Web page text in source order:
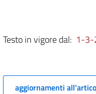
Testo in vigore dal: 1-
aggiornamenti